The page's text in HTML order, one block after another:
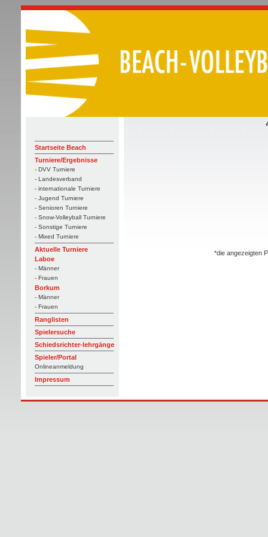
Startseite Beach
Turniere/Ergebnisse
- DVV Turniere
- Landesverband
- internationale Turniere
- Jugend Turniere
- Senioren Turniere
- Snow-Volleyball Turniere
- Sonstige Turniere
- Mixed Turniere
Aktuelle Turniere
Laboe
- Männer
- Frauen
Borkum
- Männer
- Frauen
Ranglisten
Spielersuche
Schiedsrichter-lehrgänge
Spieler/Portal
Onlineanmeldung
Impressum
*die angezeigten